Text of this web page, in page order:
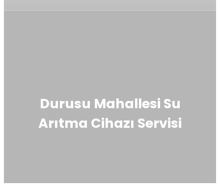
Durusu Mahallesi Su
Arıtma Cihazı Servisi